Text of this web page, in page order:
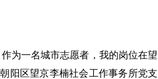
为一名城市志愿者，我的岗位在望
阳区望京李楠社会工作事务所党支